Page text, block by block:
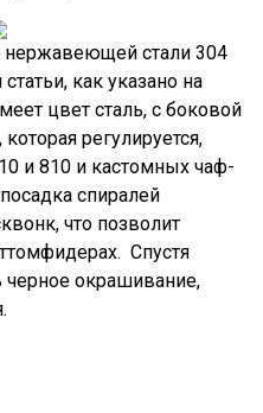
нержавеющей стали 304
как указано на
цвет сталь, с боковой
регулируется,
и 810 и кастомных чаф-
спиралей
что позволит
Спустя
черное окрашивание,